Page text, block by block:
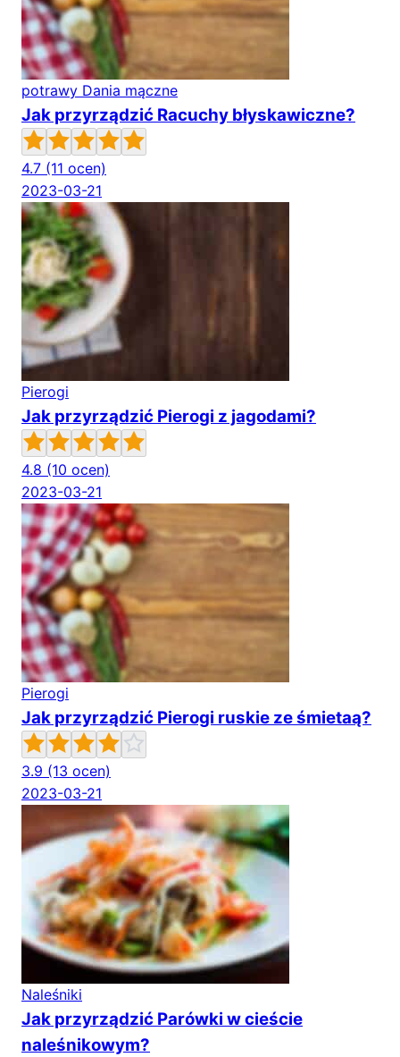
potrawy Dania mączne
Jak przyrządzić Racuchy błyskawiczne?
4.7 (11 ocen)
2023-03-21
Pierogi
Jak przyrządzić Pierogi z jagodami?
4.8 (10 ocen)
2023-03-21
Pierogi
Jak przyrządzić Pierogi ruskie ze śmietaą?
3.9 (13 ocen)
2023-03-21
Naleśniki
Jak przyrządzić Parówki w cieście
naleśnikowym?